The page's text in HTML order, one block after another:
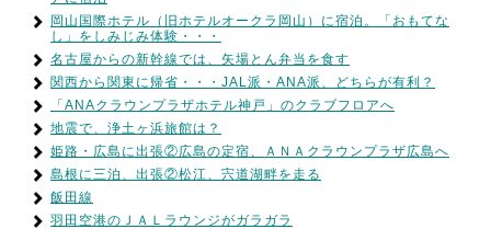
岡山国際ホテル（旧ホテルオークラ岡山）に宿泊。「おもてな
し」をしみじみ体験・・・
名古屋からの新幹線では、矢場とん弁当を食す
関西から関東に帰省・・・JAL派・ANA派、どちらが有利？
「ANAクラウンプラザホテル神戸」のクラブフロアへ
地震で、浄土ヶ浜旅館は？
姫路・広島に出張②広島の定宿、ＡＮＡクラウンプラザ広島へ
島根に三泊、出張②松江、宍道湖畔を走る
飯田線
羽田空港のＪＡＬラウンジがガラガラ